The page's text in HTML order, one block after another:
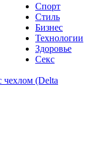
Спорт
Стиль
Бизнес
Технологии
Здоровье
Секс
чехлом (Delta